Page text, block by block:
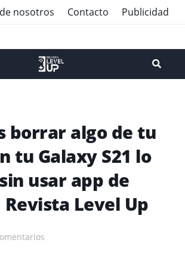
nosotros Contacto Publicidad
borrar algo de tu
tu Galaxy S21 lo
usar app de
Level Up